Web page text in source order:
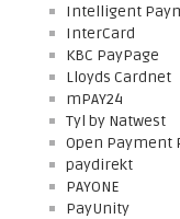
Intelligent
InterCard
KBC PayPage
Lloyds Cardnet
mPAY24
Tyl by Natwest
Open Payment
paydirekt
PAYONE
PayUnity